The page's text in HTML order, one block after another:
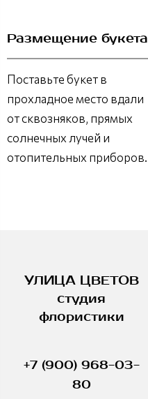
Размещение букета
Поставьте букет в
прохладное место вдали
от сквозняков, прямых
солнечных лучей и
отопительных приборов.
УЛИЦА ЦВЕТОВ
студия
флористики
+7 (900) 968-03-
80